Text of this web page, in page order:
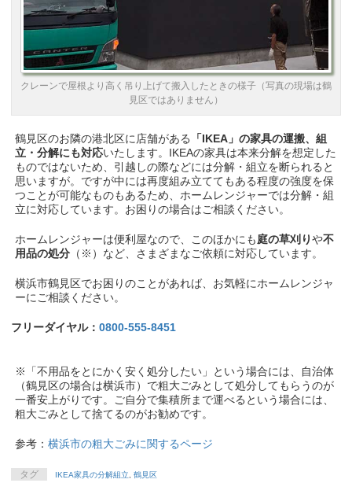
クレーンで屋根より高く吊り上げて搬入したときの様子（写真の現場は鶴
見区ではありません）
鶴見区のお隣の港北区に店舗がある
「IKEA」の家具の運搬、組
立・分解にも対応いたします。IKEAの家具は本来分解を想定した
ものではないため、引越しの際などには分解・組立を断られると
思いますが。ですが中には再度組み立ててもある程度の強度を保
つことが可能なものもあるため、ホームレンジャーでは分解・組
立に対応しています。お困りの場合はご相談ください。
ホームレンジャーは便利屋なので、このほかにも庭の草刈りや不
用品の処分 （※）など、さまざまなご依頼に対応しています。
横浜市鶴見区でお困りのことがあれば、お気軽にホームレンジャ
ーにご相談ください。
フリーダイヤル：0800-555-8451
※「不用品をとにかく安く処分したい」という場合には、自治体
（鶴見区の場合は横浜市）で粗大ごみとして処分してもらうのが
一番安上がりです。ご自分で集積所まで運べるという場合には、
粗大ごみとして捨てるのがお勧めです。
参考：横浜市の粗大ごみに関するページ
タグ IKEA家具の分解組立 ,鶴見区